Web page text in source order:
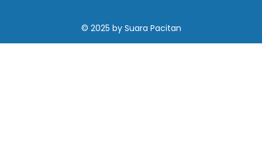
© 2025 by Suara Pacitan